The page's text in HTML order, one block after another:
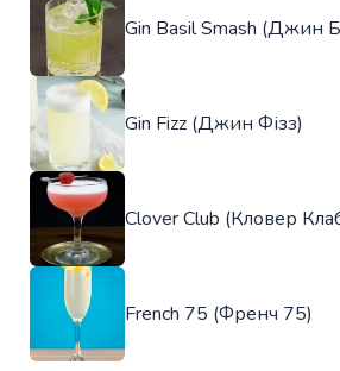
Gin Basil Smash (Джин
Gin Fizz (Джин Фізз)
Clover Club (Кловер
French 75 (Френч 75)